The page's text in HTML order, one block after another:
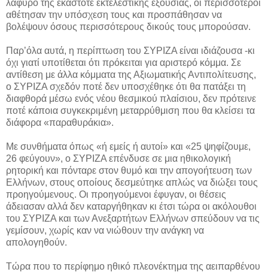
λάφυρο της εκάστοτε εκτελεστικής εξουσίας, οι περισσότεροι
αθέτησαν την υπόσχεση τους και προσπάθησαν να
βολέψουν όσους περισσότερους δικούς τους μπορούσαν.
Παρ’όλα αυτά, η περίπτωση του ΣΥΡΙΖΑ είναι ιδιάζουσα -κι
όχι γιατί υποτίθεται ότι πρόκειται για αριστερό κόμμα. Σε
αντίθεση με άλλα κόμματα της Αξιωματικής Αντιπολίτευσης,
ο ΣΥΡΙΖΑ σχεδόν ποτέ δεν υποσχέθηκε ότι θα πατάξει τη
διαφθορά μέσω ενός νέου θεσμικού πλαίσιου, δεν πρότεινε
ποτέ κάποια συγκεκριμένη μεταρρύθμιση που θα κλείσει τα
διάφορα «παραθυράκια».
Με συνθήματα όπως «ή εμείς ή αυτοί» και «25 ψηφίζουμε,
26 φεύγουν», ο ΣΥΡΙΖΑ επένδυσε σε μια ηθικολογική
ρητορική και πόνταρε στον θυμό και την απογοήτευση των
Ελλήνων, στους οποίους δεσμεύτηκε απλώς να διώξει τους
προηγούμενους. Οι προηγούμενοι έφυγαν, οι θέσεις
άδειασαν αλλά δεν καταργήθηκαν κι έτσι τώρα οι ακόλουθοι
του ΣΥΡΙΖΑ και των Ανεξαρτήτων Ελλήνων σπεύδουν να τις
γεμίσουν, χωρίς καν να νιώθουν την ανάγκη να
απολογηθούν.
Τώρα που το περίφημο ηθικό πλεονέκτημα της αειπαρθένου